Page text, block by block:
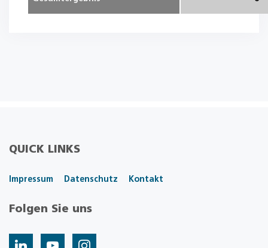
QUICK LINKS
Impressum Datenschutz Kontakt
Folgen Sie uns